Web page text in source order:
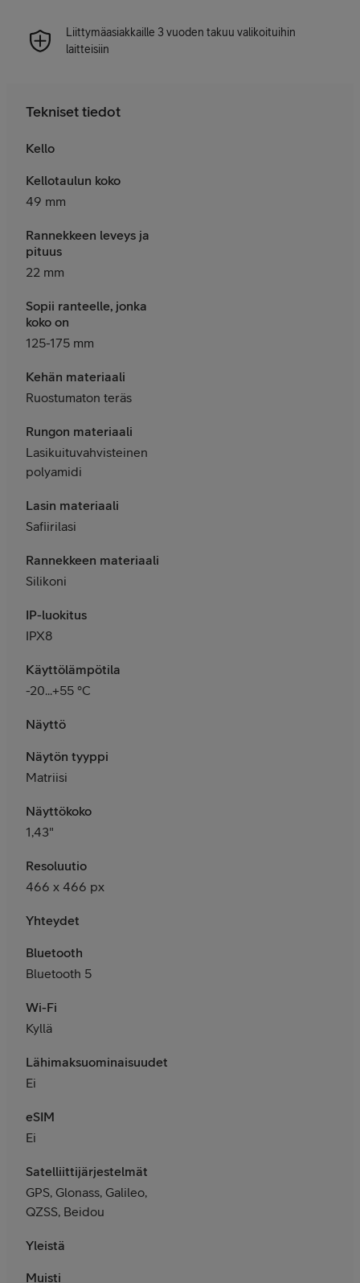
Liittymäasiakkaille 3 vuoden takuu valikoituihin
laitteisiin
Tekniset tiedot
Kello
Kellotaulun koko
49 mm
Rannekkeen leveys ja
pituus
22 mm
Sopii ranteelle, jonka
koko on
125-175 mm
Kehän materiaali
Ruostumaton teräs
Rungon materiaali
Lasikuituvahvisteinen
polyamidi
Lasin materiaali
Safiirilasi
Rannekkeen materiaali
Silikoni
IP-luokitus
IPX8
Käyttölämpötila
-20...+55 °C
Näyttö
Näytön tyyppi
Matriisi
Näyttökoko
1,43"
Resoluutio
466 x 466 px
Yhteydet
Bluetooth
Bluetooth 5
Wi-Fi
Kyllä
Lähimaksuominaisuudet
Ei
eSIM
Ei
Satelliittijärjestelmät
GPS, Glonass, Galileo,
QZSS, Beidou
Yleistä
Muisti